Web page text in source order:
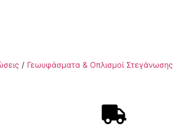
/ Γεωυφάσματα & Οπλισμοί Στεγάνωσης